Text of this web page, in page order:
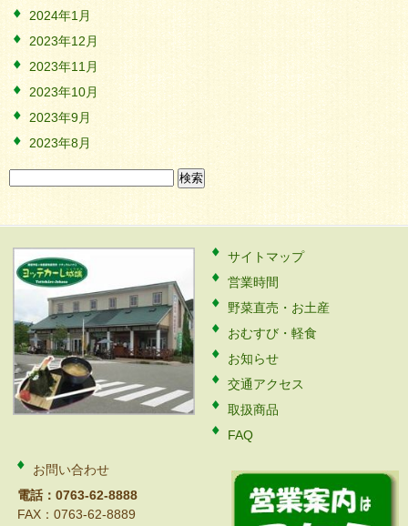
2024年1月
2023年12月
2023年11月
2023年10月
2023年9月
2023年8月
索:
サイトマップ
営業時間
野菜直売・お土産
おむすび・軽食
お知らせ
交通アクセス
取扱商品
FAQ
お問い合わせ
電話：0763-62-8888
FAX：0763-62-8889